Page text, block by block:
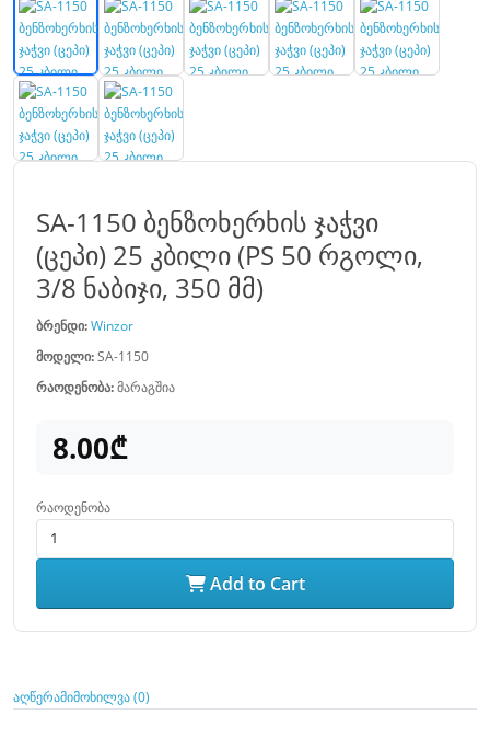
SA-1150 ბენზოხერხის ჯაჭვი
(ცეპი) 25 კბილი (PS 50 რგოლი,
3/8 ნაბიჯი, 350 მმ)
ბრენდი:Winzor
მოდელი:SA-1150
რაოდენობა:მარაგშია
8.00₾
რაოდენობა
Add to Cart
აღწერამიმოხილვა (0)